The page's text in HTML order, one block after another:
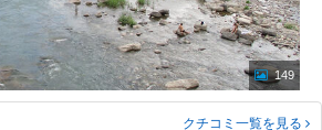
149
クチコミ一覧を見る